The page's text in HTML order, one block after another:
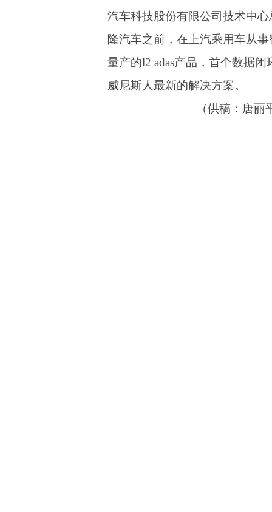
汽车科技股份有限公司技术中
隆汽车之前，在上汽乘用车从
量产的l2 adas产品，首个数据
威尼斯人最新的解决方案。
（供稿：唐丽